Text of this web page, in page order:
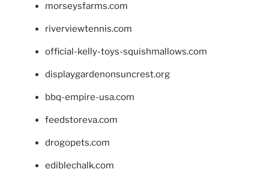
morseysfarms.com
riverviewtennis.com
official-kelly-toys-squishmallows.com
displaygardenonsuncrest.org
bbq-empire-usa.com
feedstoreva.com
drogopets.com
ediblechalk.com